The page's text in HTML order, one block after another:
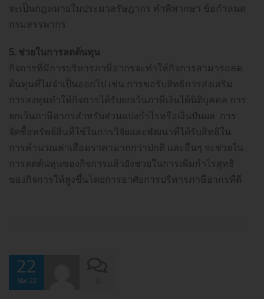
จะเป็นกฎหมายในประมวลรัษฎากร คำพิพากษา ข้อกำหนด
กรมสรรพากร
5. ช่วยในการลดต้นทุน
กิจการที่มีการบริหารภาษีอากรจะทำให้กิจการสามารถลด
ต้นทุนที่ไม่จำเป็นออกไป เช่น การขอรับสิทธิการส่งเสริม
การลงทุนทำให้กิจการได้รับยกเว้นภาษีเงินได้นิติบุคคล การ
ยกเว้นภาษีอากรสำหรับส่วนแบ่งกำไรหรือเงินปันผล การ
จัดซื้อทรัพย์สินที่ใช้ในการวิจัยและพัฒนาที่ได้รับสิทธิใน
การคำนวณค่าเสื่อมราคามากกว่าปกติ และอื่นๆ จะช่วยใน
การลดต้นทุนของกิจการแล้วยังช่วยในการเพิ่มกำไรสุทธิ
ของกิจการให้สูงขึ้นโดยการอาศัยการบริหารภาษีอากรที่ดี
22
Mar 22